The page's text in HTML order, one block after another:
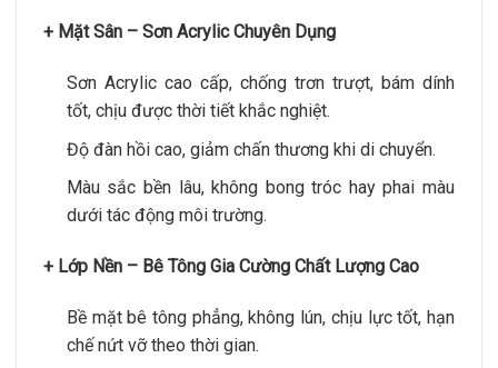
+ Mặt Sân – Sơn Acrylic Chuyên Dụng
Sơn Acrylic cao cấp, chống trơn trượt, bám dính
tốt, chịu được thời tiết khắc nghiệt.
Độ đàn hồi cao, giảm chấn thương khi di chuyển.
Màu sắc bền lâu, không bong tróc hay phai màu
dưới tác động môi trường.
+ Lớp Nền – Bê Tông Gia Cường Chất Lượng Cao
Bề mặt bê tông phẳng, không lún, chịu lực tốt, hạn
chế nứt vỡ theo thời gian.